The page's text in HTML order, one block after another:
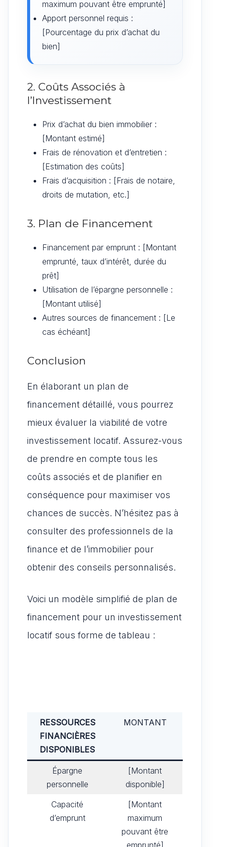
maximum pouvant être emprunté]
Apport personnel requis :
[Pourcentage du prix d’achat du
bien]
2. Coûts Associés à
l’Investissement
Prix d’achat du bien immobilier :
[Montant estimé]
Frais de rénovation et d’entretien :
[Estimation des coûts]
Frais d’acquisition : [Frais de notaire,
droits de mutation, etc.]
3. Plan de Financement
Financement par emprunt : [Montant
emprunté, taux d’intérêt, durée du
prêt]
Utilisation de l’épargne personnelle :
[Montant utilisé]
Autres sources de financement : [Le
cas échéant]
Conclusion
En élaborant un plan de
financement détaillé, vous pourrez
mieux évaluer la viabilité de votre
investissement locatif. Assurez-vous
de prendre en compte tous les
coûts associés et de planifier en
conséquence pour maximiser vos
chances de succès. N’hésitez pas à
consulter des professionnels de la
finance et de l’immobilier pour
obtenir des conseils personnalisés.
Voici un modèle simplifié de plan de
financement pour un investissement
locatif sous forme de tableau :
RESSOURCES
FINANCIÈRES
DISPONIBLES
MONTANT
Épargne
personnelle
[Montant
disponible]
Capacité
d’emprunt
[Montant
maximum
pouvant être
emprunté]